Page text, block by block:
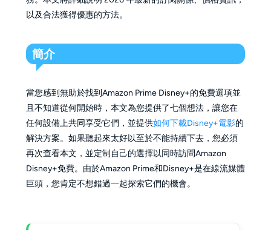
以及合法獲得優惠的方法。
簡介
當您感到無助於找到Amazon Prime Disney+的免費選項並
且不知道從何開始時，本文為您提供了七個想法，讓您在
任何設備上共同享受它們，並提供如何下載Disney+電影的
解決方案。如果聽起來太好以至於不能持續下去，您必須
再次查看本文，並定制自己的選擇以同時訪問Amazon
Disney+免費。由於Amazon Prime和Disney+是在線流媒體
巨頭，您肯定不想錯過一起探索它們的機會。